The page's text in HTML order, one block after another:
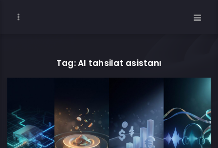
Tag: AI tahsilat asistanı